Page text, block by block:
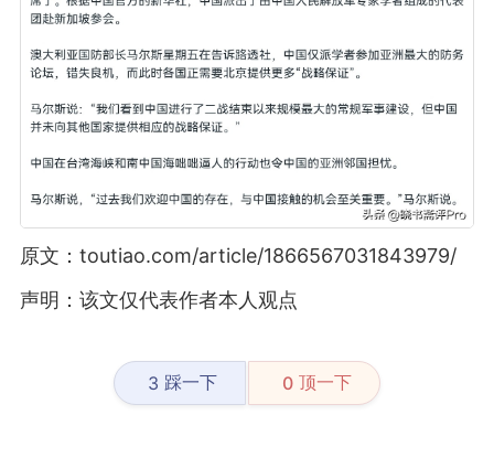
原文：toutiao.com/article/1866567031843979/
声明：该文仅代表作者本人观点
3 踩一下 0 顶一下